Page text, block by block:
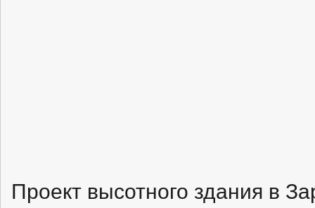
Проект высотного здания в